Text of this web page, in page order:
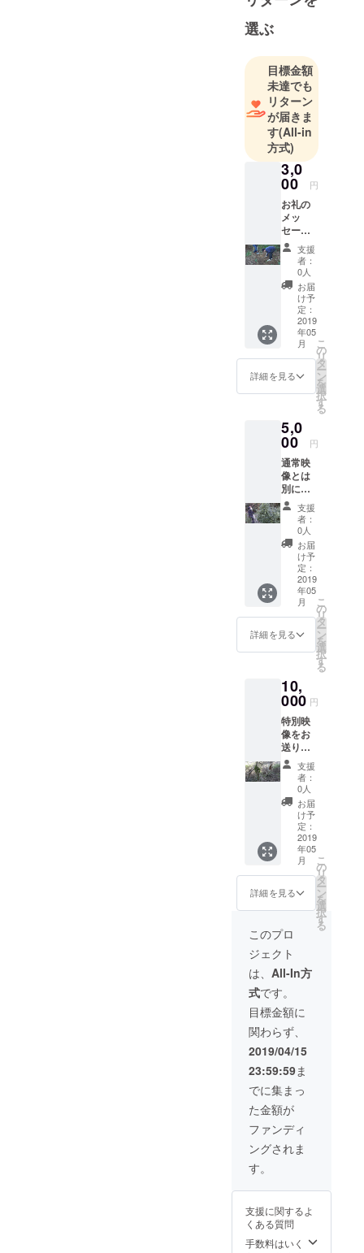
これまでは
０人の立食
パーティー
や県民文化
会館でミス
コンなどを
開催。
選ぶ
目標金額
未達でも
リターン
が届きま
す(All-in
方式)
3,0
00 円
お礼の
メッ
セージ
を添え
て作業
工程、
報告を
動画に
して先
行配信
させて
頂きま
す。
支援
者：
0人
お届
け予
定：
2019
年05
月
詳細を見る
こ
の
リ
タ
ー
ン
を
選
択
す
る
5,0
00 円
通常映
像とは
別に、
アクシ
デント
やオフ
ショッ
トなど
を含む
全行程
の特別
映像も
お送り
いたし
ます。
支援
者：
0人
お届
け予
定：
2019
年05
月
詳細を見る
こ
の
リ
タ
ー
ン
を
選
択
す
る
10,
000 円
特別映
像をお
送りす
るのに
プラス
して、
約５０
０坪の
一画に
名前入
りの旗
を立て
て疑似
的に支
援者の
方の土
地にし
ます。
技術的
に可能
な限り
で要望
にお応
えし、
その場
所を開
拓して
いきま
す。
キャン
プ場に
してほ
しい、
ニワト
ほし
剣を刺
してほ
しい、
支援
者：
0人
お届
け予
定：
2019
年05
月
詳細を見る
こ
の
リ
タ
ー
ン
を
選
択
す
る
このプロ
ジェクト
は、 All-In方
式です。
目標金額に
関わらず、
2019/04/15
23:59:59ま
でに集まっ
た金額が
ファンディ
ングされま
す。
支援に関するよ
くある質問
手数料はいく